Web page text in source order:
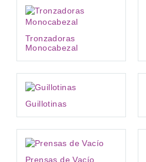
Tronzadoras
Monocabezal
Guillotinas
Prensas de Vacío